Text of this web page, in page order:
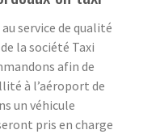
service de qualité
la société Taxi
afin de
à l’aéroport de
un véhicule
pris en charge